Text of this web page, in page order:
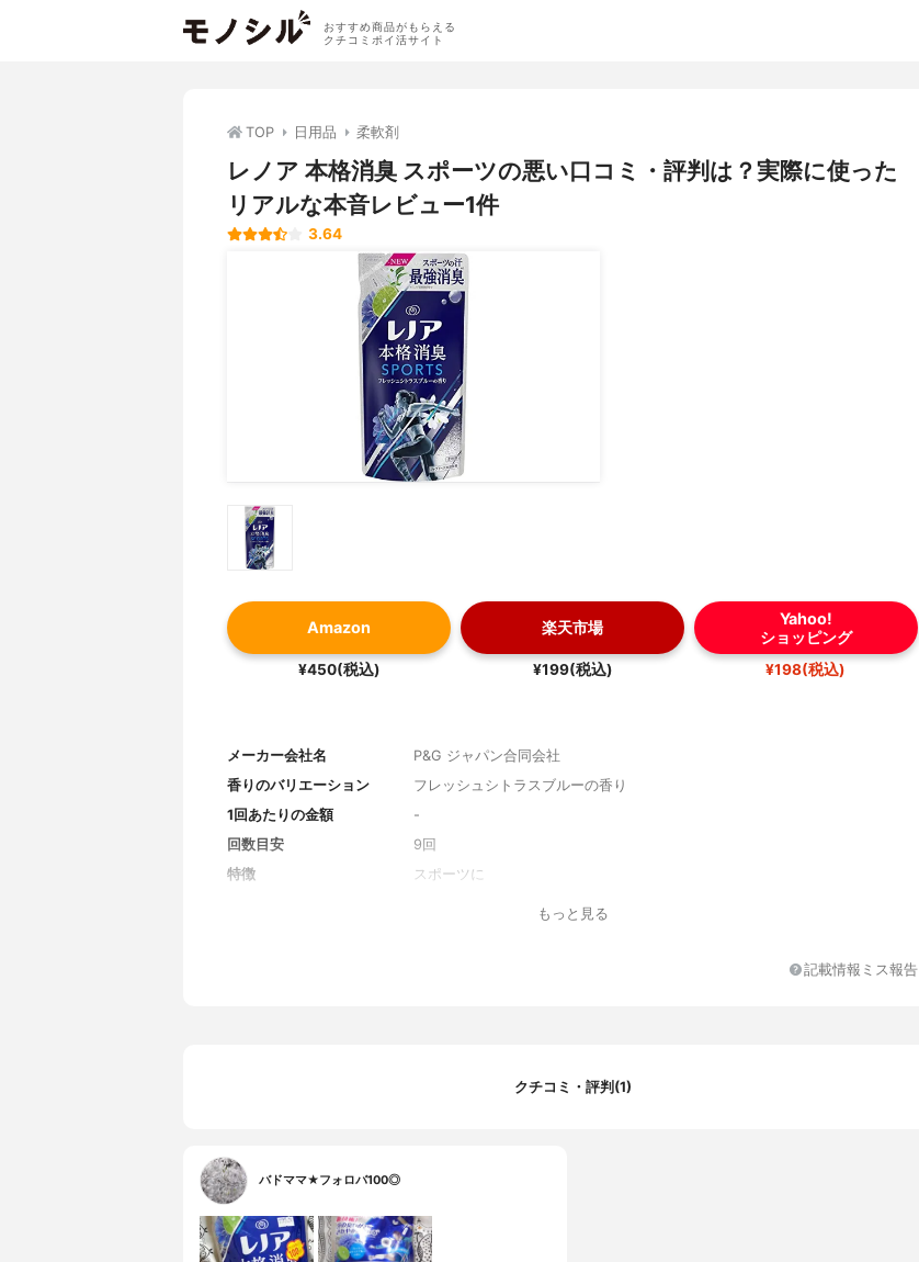
おすすめ商品がもらえる
クチコミポイ活サイト
TOP 日用品 柔軟剤
レノア 本格消臭 スポーツの悪い口コミ・評判は？実際に使った
リアルな本音レビュー1件
3.64
Amazon
¥450(税込)
楽天市場
¥199(税込)
Yahoo!
ショッピング
¥198(税込)
メーカー会社名
P&G ジャパン合同会社
香りのバリエーション
フレッシュシトラスブルーの香り
1回あたりの金額
-
回数目安
9回
特徴
スポーツに
もっと見る
記載情報ミス報告
クチコミ・評判(1)
バドママ★フォロバ100◎